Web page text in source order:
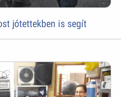
jótettekben is segít